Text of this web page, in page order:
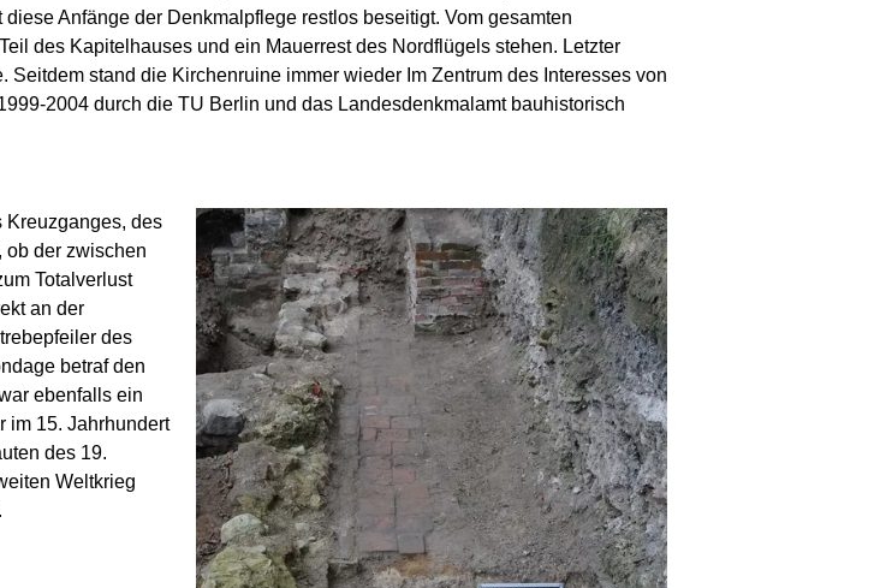
Anfänge der Denkmalpflege restlos beseitigt. Vom gesamten
des Kapitelhauses und ein Mauerrest des Nordflügels stehen. Letzter
stand die Kirchenruine immer wieder Im Zentrum des Interesses von
2004 durch die TU Berlin und das Landesdenkmalamt bauhistorisch
Kreuzganges, des
ob der zwischen
Totalverlust
an der
des
betraf den
ebenfalls ein
im 15. Jahrhundert
des 19.
Weltkrieg